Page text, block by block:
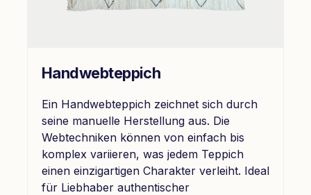
Handwebteppich
Ein Handwebteppich zeichnet sich durch
seine manuelle Herstellung aus. Die
Webtechniken können von einfach bis
komplex variieren, was jedem Teppich
einen einzigartigen Charakter verleiht. Ideal
für Liebhaber authentischer